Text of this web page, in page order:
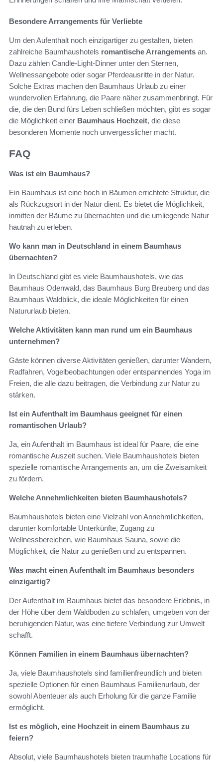
Besondere Arrangements für Verliebte
Um den Aufenthalt noch einzigartiger zu gestalten, bieten
zahlreiche Baumhaushotels romantische Arrangements an.
Dazu zählen Candle-Light-Dinner unter den Sternen,
Wellnessangebote oder sogar Pferdeausritte in der Natur.
Solche Extras machen den Baumhaus Urlaub zu einer
wundervollen Erfahrung, die Paare näher zusammenbringt. Für
die, die den Bund fürs Leben schließen möchten, gibt es sogar
die Möglichkeit einer Baumhaus Hochzeit, die diese
besonderen Momente noch unvergesslicher macht.
FAQ
Was ist ein Baumhaus?
Ein Baumhaus ist eine hoch in Bäumen errichtete Struktur, die
als Rückzugsort in der Natur dient. Es bietet die Möglichkeit,
inmitten der Bäume zu übernachten und die umliegende Natur
hautnah zu erleben.
Wo kann man in Deutschland in einem Baumhaus
übernachten?
In Deutschland gibt es viele Baumhaushotels, wie das
Baumhaus Odenwald, das Baumhaus Burg Breuberg und das
Baumhaus Waldblick, die ideale Möglichkeiten für einen
Natururlaub bieten.
Welche Aktivitäten kann man rund um ein Baumhaus
unternehmen?
Gäste können diverse Aktivitäten genießen, darunter Wandern,
Radfahren, Vogelbeobachtungen oder entspannendes Yoga im
Freien, die alle dazu beitragen, die Verbindung zur Natur zu
stärken.
Ist ein Aufenthalt im Baumhaus geeignet für einen
romantischen Urlaub?
Ja, ein Aufenthalt im Baumhaus ist ideal für Paare, die eine
romantische Auszeit suchen. Viele Baumhaushotels bieten
spezielle romantische Arrangements an, um die Zweisamkeit
zu fördern.
Welche Annehmlichkeiten bieten Baumhaushotels?
Baumhaushotels bieten eine Vielzahl von Annehmlichkeiten,
darunter komfortable Unterkünfte, Zugang zu
Wellnessbereichen, wie Baumhaus Sauna, sowie die
Möglichkeit, die Natur zu genießen und zu entspannen.
Was macht einen Aufenthalt im Baumhaus besonders
einzigartig?
Der Aufenthalt im Baumhaus bietet das besondere Erlebnis, in
der Höhe über dem Waldboden zu schlafen, umgeben von der
beruhigenden Natur, was eine tiefere Verbindung zur Umwelt
schafft.
Können Familien in einem Baumhaus übernachten?
Ja, viele Baumhaushotels sind familienfreundlich und bieten
spezielle Optionen für einen Baumhaus Familienurlaub, der
sowohl Abenteuer als auch Erholung für die ganze Familie
ermöglicht.
Ist es möglich, eine Hochzeit in einem Baumhaus zu
feiern?
Absolut, viele Baumhaushotels bieten traumhafte Locations für